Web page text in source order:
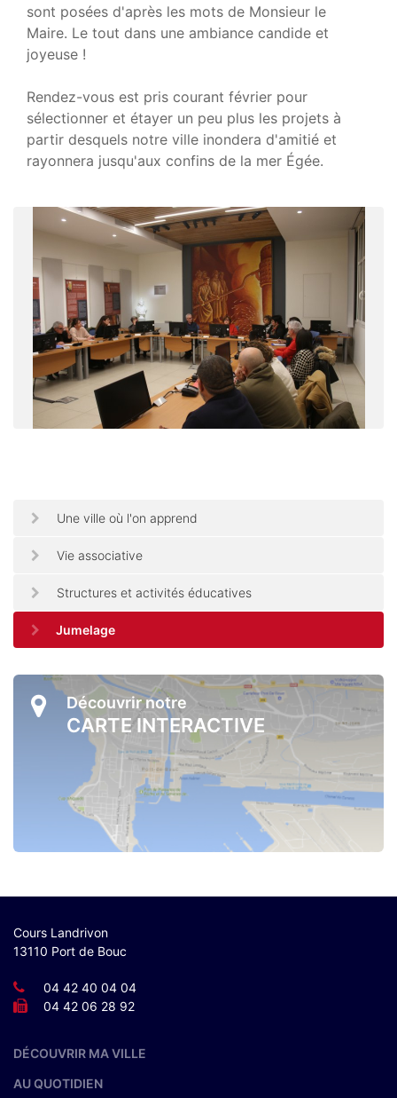
sont posées d'après les mots de Monsieur le
Maire. Le tout dans une ambiance candide et
joyeuse !
Rendez-vous est pris courant février pour
sélectionner et étayer un peu plus les projets à
partir desquels notre ville inondera d'amitié et
rayonnera jusqu'aux confins de la mer Égée.
Une ville où l'on apprend
Vie associative
Structures et activités éducatives
Jumelage
Découvrir notre
CARTE INTERACTIVE
Cours Landrivon
13110 Port de Bouc
04 42 40 04 04
04 42 06 28 92
DÉCOUVRIR MA VILLE
AU QUOTIDIEN